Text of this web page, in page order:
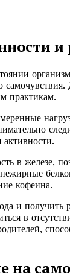
практикам.
в железе,
кофеина.
и
в
на